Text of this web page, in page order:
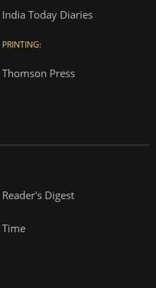
India Today Diaries
PRINTING:
Thomson Press
Reader's Digest
Time